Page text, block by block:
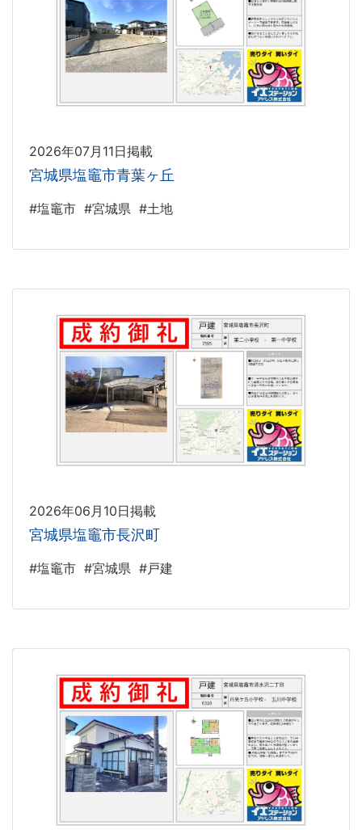
2026年07月11日掲載
宮城県塩竈市青葉ヶ丘
#塩竈市 #宮城県 #土地
2026年06月10日掲載
宮城県塩竈市長沢町
#塩竈市 #宮城県 #戸建